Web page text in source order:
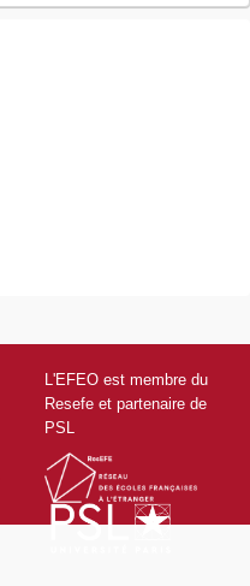
L'EFEO est membre du
Resefe et partenaire de
PSL